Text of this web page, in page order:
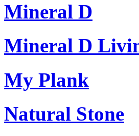
Mineral D
Mineral D
My Plank
Natural Stone